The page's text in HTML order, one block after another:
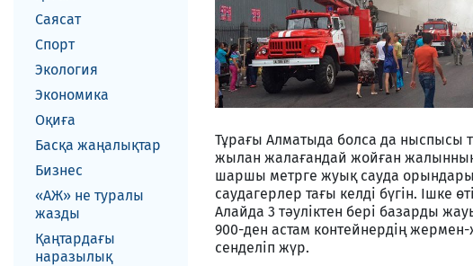
Саясат
Спорт
Экология
Экономика
Оқиға
Басқа жаңалықтар
Бизнес
«АЖ» не туралы
жазды
Қаңтардағы
наразылық
Тұрағы Алматыда болса да ныспысы
жылан жалағандай жойған
шаршы метрге жуық сауда
саудагерлер тағы келді бүгін. Ішке
Алайда 3 тәуліктен бері базарды
900-ден астам контейнердің
сенделіп жүр.